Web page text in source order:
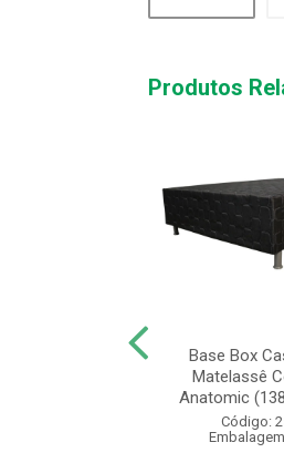
Produtos
Base Box
Matelassê
Anatomic
Código: